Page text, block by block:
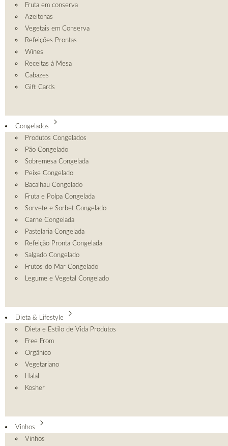
Fruta em conserva
Azeitonas
Vegetais em Conserva
Refeições Prontas
Wines
Receitas à Mesa
Cabazes
Gift Cards
Congelados
Produtos Congelados
Pão Congelado
Sobremesa Congelada
Peixe Congelado
Bacalhau Congelado
Fruta e Polpa Congelada
Sorvete e Sorbet Congelado
Carne Congelada
Pastelaria Congelada
Refeição Pronta Congelada
Salgado Congelado
Frutos do Mar Congelado
Legume e Vegetal Congelado
Dieta & Lifestyle
Dieta e Estilo de Vida Produtos
Free From
Orgânico
Vegetariano
Halal
Kosher
Vinhos
Vinhos